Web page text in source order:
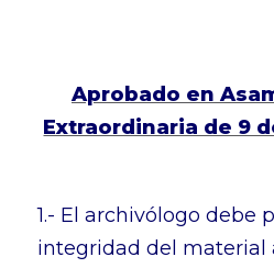
Aprobado en
Extraordinaria de 9
1.- El archivólogo debe
integridad del material